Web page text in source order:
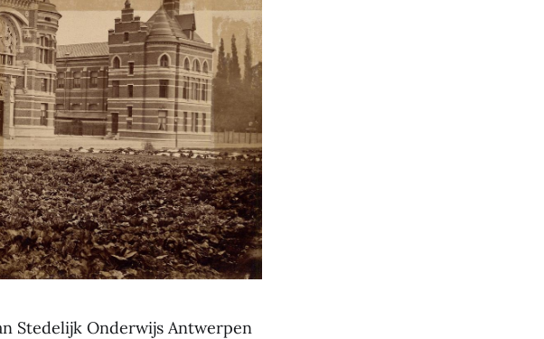
Stedelijk Onderwijs Antwerpen